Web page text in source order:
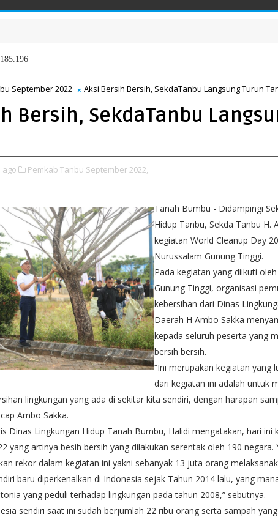
Langkah Menuju Masa Depan yang Lebih Hijau dan Gemilang
September 2022 Aksi Bersih Bersih, SekdaTanbu Langsung Turun
Bersih, SekdaTanbu
ago Pemkab Tanbu September 2022,
Tanah Bumbu - Didampingi
Hidup Tanbu, Sekda Tanbu H.
kegiatan World Cleanup Day
Nurussalam Gunung Tinggi.
Pada kegiatan yang diikuti
Gunung Tinggi, organisasi
kebersihan dari Dinas
Daerah H Ambo Sakka
kepada seluruh peserta yang
bersih bersih.
“Ini merupakan kegiatan yang
dari kegiatan ini adalah untuk
lingkungan yang ada di sekitar kita sendiri, dengan harapan
Ambo Sakka.
Dinas Lingkungan Hidup Tanah Bumbu, Halidi mengatakan, hari ini
yang artinya besih bersih yang dilakukan serentak oleh 190 negara.
rekor dalam kegiatan ini yakni sebanyak 13 juta orang
baru diperkenalkan di Indonesia sejak Tahun 2014 lalu, yang
yang peduli terhadap lingkungan pada tahun 2008,” sebutnya.
sendiri saat ini sudah berjumlah 22 ribu orang serta sampah